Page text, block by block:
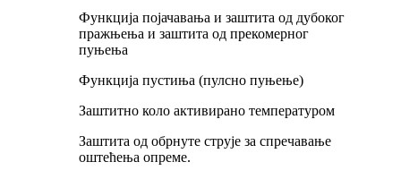
Функција појачавања и заштита од дубоког
пражњења и заштита од прекомерног
пуњења
Функција пустиња (пулсно пуњење)
Заштитно коло активирано температуром
Заштита од обрнуте струје за спречавање
оштећења опреме.